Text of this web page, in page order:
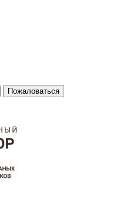
Пожаловаться